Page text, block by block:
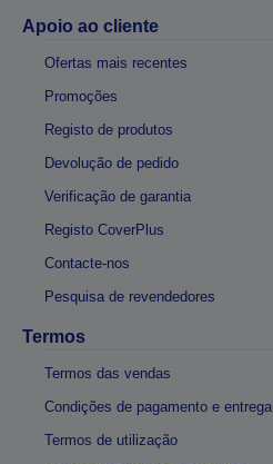
Apoio ao cliente
Ofertas mais recentes
Promoções
Registo de produtos
Devolução de pedido
Verificação de garantia
Registo CoverPlus
Contacte-nos
Pesquisa de revendedores
Termos
Termos das vendas
Condições de pagamento e entrega
Termos de utilização